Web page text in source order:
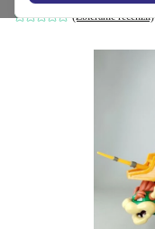
(Zbieranie recenzií)